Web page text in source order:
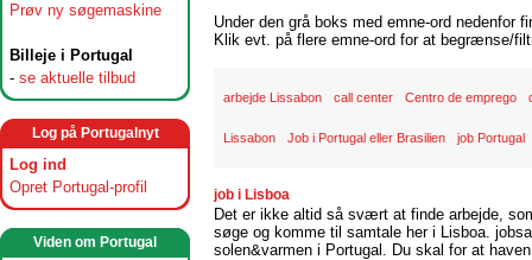
Prøv ny søgemaskine
Billeje i Portugal
- se aktuelle tilbud
Log på Portugalnyt
Log ind
Opret Portugal-profil
Viden om Portugal
Under den grå boks med emne-ord nedenfor
Klik evt. på flere emne-ord for at begrænse/
arbejde Lissabon call center Centro de emprego
Lissabon Job i Portugal eller Brasilien job Portugal
job i Lisboa
Det er ikke altid så svært at finde arbejde,
søge og komme til samtale her i Lisboa.
solen&varmen i Portugal. Du skal for at